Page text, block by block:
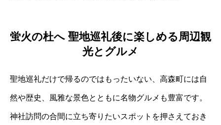
蛍火の杜へ 聖地巡礼後に楽しめる周辺観
光とグルメ
聖地巡礼だけで帰るのではもったいない、高森町には自
然や歴史、風雅な景色とともに名物グルメも豊富です。
神社訪問の合間に立ち寄りたいスポットを押さえておき